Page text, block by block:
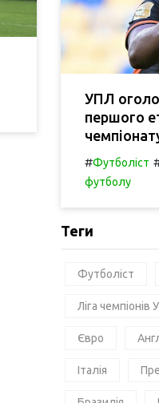
УПЛ
першого
#Футболіст
футболу
Теги
Футболіст
Ліга
Євро
Італія